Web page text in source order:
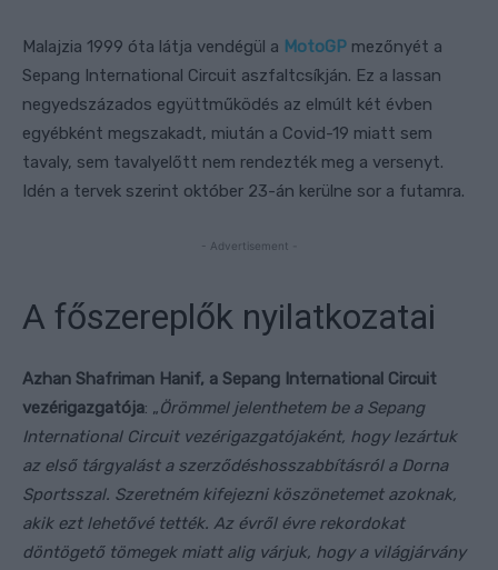
Malajzia 1999 óta látja vendégül a MotoGP mezőnyét a
Sepang International Circuit aszfaltcsíkján. Ez a lassan
negyedszázados együttműködés az elmúlt két évben
egyébként megszakadt, miután a Covid-19 miatt sem
tavaly, sem tavalyelőtt nem rendezték meg a versenyt.
Idén a tervek szerint október 23-án kerülne sor a futamra.
- Advertisement -
A főszereplők nyilatkozatai
Azhan Shafriman Hanif, a Sepang International Circuit
vezérigazgatója: „Örömmel jelenthetem be a Sepang
International Circuit vezérigazgatójaként, hogy lezártuk
az első tárgyalást a szerződéshosszabbításról a Dorna
Sportsszal. Szeretném kifejezni köszönetemet azoknak,
akik ezt lehetővé tették. Az évről évre rekordokat
döntögető tömegek miatt alig várjuk, hogy a világjárvány